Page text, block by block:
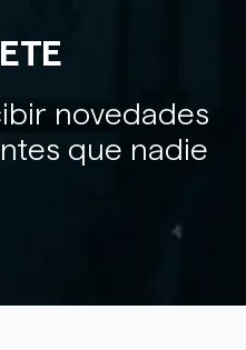
novedades
que nadie